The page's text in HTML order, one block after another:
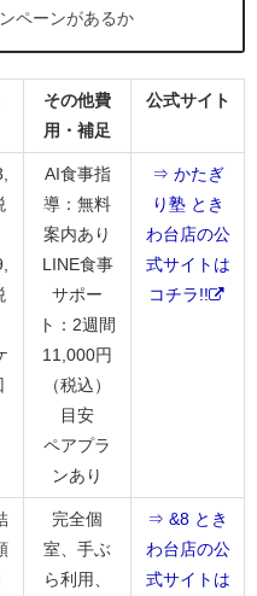
ペーンがあるか
その他費
用・補足
公式サイト
AI食事指
導：無料
案内あり
LINE食事
サポー
ト：2週間
11,000円
（税込）
目安
ペアプラ
ンあり
⇒ かたぎ
り塾 とき
わ台店の公
式サイトは
コチラ!!
完全個
室、手ぶ
ら利用、
⇒ &8 とき
わ台店の公
式サイトは